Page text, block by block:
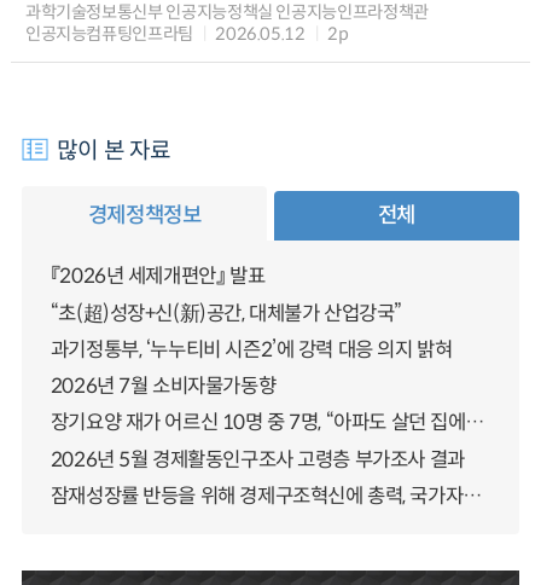
과학기술정보통신부 인공지능정책실 인공지능인프라정책관
인공지능컴퓨팅인프라팀
2026.05.12 2p
많이 본 자료
경제정책정보 전체
『2026년 세제개편안』 발표
“초(超)성장+신(新)공간, 대체불가 산업강국”
과기정통부, ‘누누티비 시즌2’에 강력 대응 의지 밝혀
2026년 7월 소비자물가동향
장기요양 재가 어르신 10명 중 7명, “아파도 살던 집에서 살겠다” 「2025년 장기요양실태조사」 결과 발표
2026년 5월 경제활동인구조사 고령층 부가조사 결과
잠재성장률 반등을 위해 경제구조혁신에 총력, 국가자산 관리체계 대전환